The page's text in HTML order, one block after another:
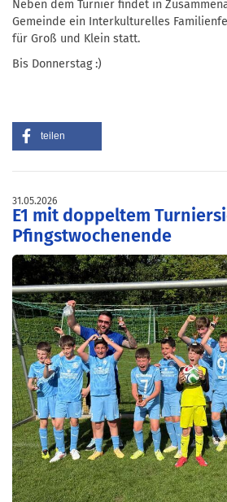
Neben dem Turnier findet in
Gemeinde ein Interkulturelles
für Groß und Klein statt.
Bis Donnerstag :)
teilen
31.05.2026
E1 mit doppeltem
Pfingstwochenende